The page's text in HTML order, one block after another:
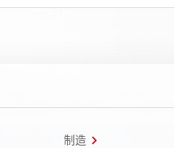
制造